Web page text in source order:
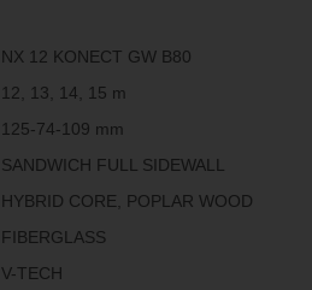
NX 12 KONECT GW B80
12, 13, 14, 15 m
125-74-109 mm
SANDWICH FULL SIDEWALL
HYBRID CORE, POPLAR WOOD
FIBERGLASS
V-TECH